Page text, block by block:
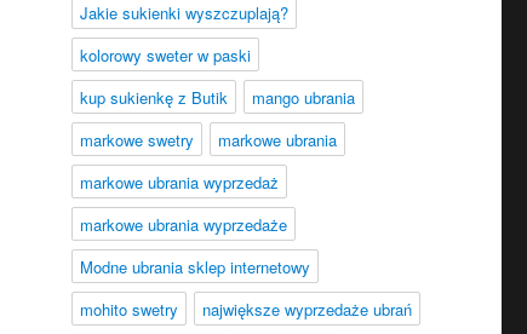
Jakie sukienki wyszczuplają?
kolorowy sweter w paski
kup sukienkę z Butik
mango ubrania
markowe swetry
markowe ubrania
markowe ubrania wyprzedaż
markowe ubrania wyprzedaże
Modne ubrania sklep internetowy
mohito swetry
największe wyprzedaże ubrań